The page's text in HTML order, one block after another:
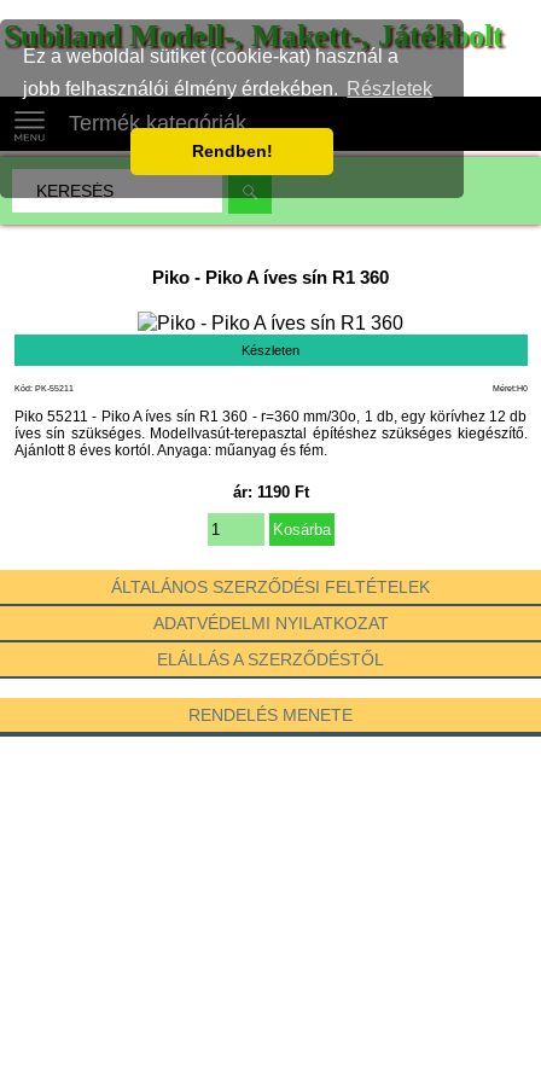
Ez a weboldal sütiket (cookie-kat) használ a
jobb felhasználói élmény érdekében.
Részletek
Rendben!
Subiland Modell-, Makett-, Játékbolt
Termék kategóriák
Piko - Piko A íves sín R1 360
Készleten
Méret:H0
Kód: PK-55211
Piko 55211 - Piko A íves sín R1 360 - r=360 mm/30o, 1 db, egy körívhez 12 db
íves sín szükséges. Modellvasút-terepasztal építéshez szükséges kiegészítő.
Ajánlott 8 éves kortól. Anyaga: műanyag és fém.
ár: 1190Ft
ÁLTALÁNOS SZERZŐDÉSI FELTÉTELEK
ADATVÉDELMI NYILATKOZAT
ELÁLLÁS A SZERZŐDÉSTŐL
RENDELÉS MENETE